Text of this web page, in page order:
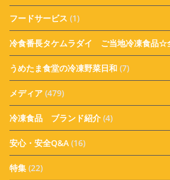
フードサービス (1)
冷食番長タケムラダイ ご当地冷凍食品☆
うめたま食堂の冷凍野菜日和 (7)
メディア (479)
冷凍食品 ブランド紹介 (4)
安心・安全Q&A (16)
特集 (22)